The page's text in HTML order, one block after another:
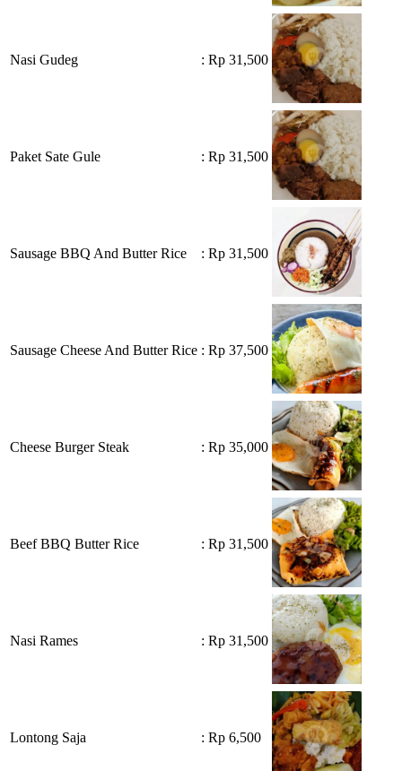
Nasi Gudeg : Rp 31,500
Paket Sate Gule : Rp 31,500
Sausage BBQ And Butter Rice : Rp 31,500
Sausage Cheese And Butter Rice : Rp 37,500
Cheese Burger Steak : Rp 35,000
Beef BBQ Butter Rice : Rp 31,500
Nasi Rames : Rp 31,500
Lontong Saja : Rp 6,500